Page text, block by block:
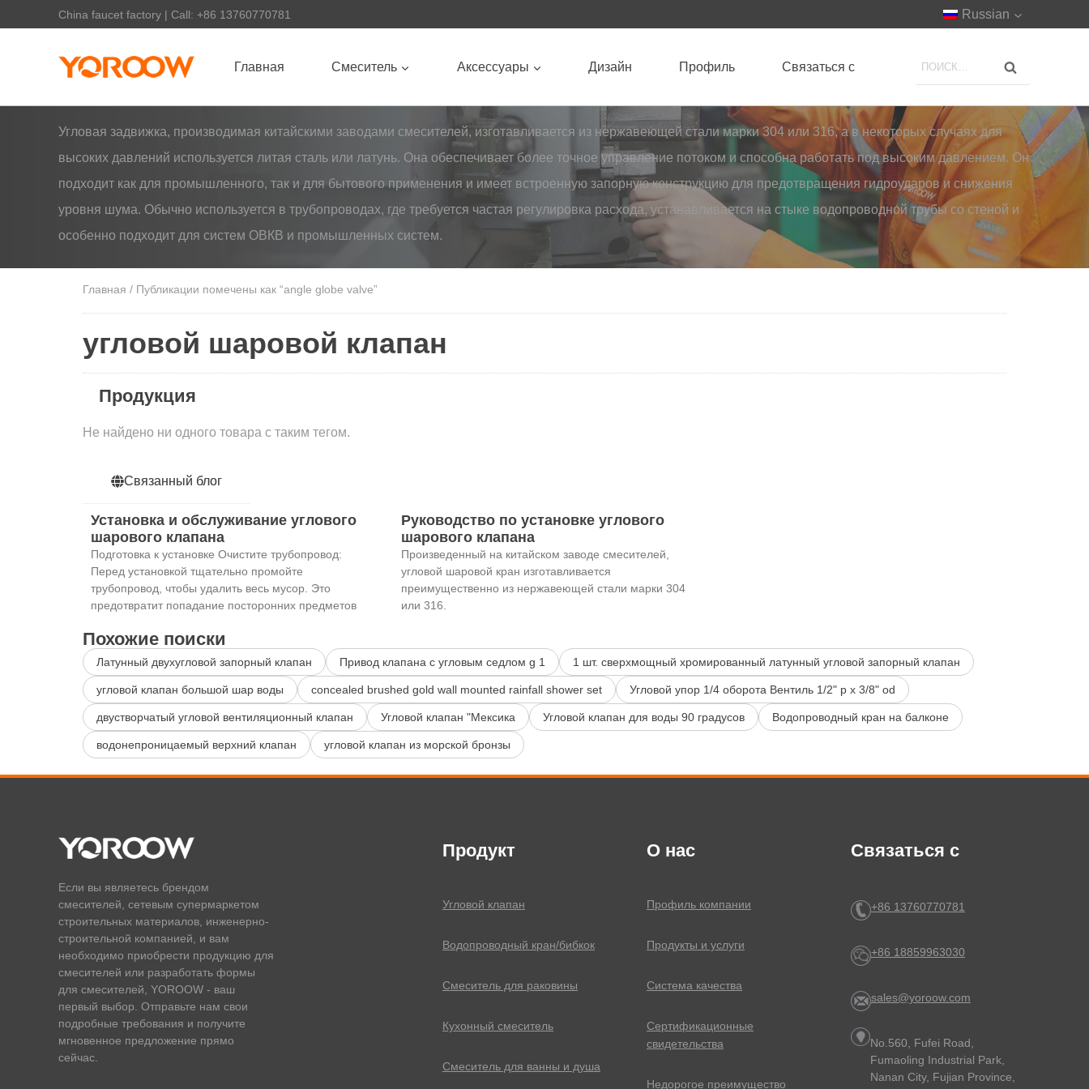
China faucet factory | Call: +86 13760770781 Russian
Главная Смеситель Аксессуары Дизайн Профиль Связаться с
Угловая задвижка, производимая китайскими заводами смесителей, изготавливается из нержавеющей стали марки 304 или 316, а в некоторых случаях для
высоких давлений используется литая сталь или латунь. Она обеспечивает более точное управление потоком и способна работать под высоким давлением. Он
подходит как для промышленного, так и для бытового применения и имеет встроенную запорную конструкцию для предотвращения гидроударов и снижения
уровня шума. Обычно используется в трубопроводах, где требуется частая регулировка расхода, устанавливается на стыке водопроводной трубы со стеной и
особенно подходит для систем ОВКВ и промышленных систем.
Главная / Публикации помечены как “angle globe valve”
угловой шаровой клапан
Продукция
Не найдено ни одного товара с таким тегом.
Связанный блог
Установка и обслуживание углового
шарового клапана
Подготовка к установке Очистите трубопровод:
Перед установкой тщательно промойте
трубопровод, чтобы удалить весь мусор. Это
предотвратит попадание посторонних предметов
Руководство по установке углового
шарового клапана
Произведенный на китайском заводе смесителей,
угловой шаровой кран изготавливается
преимущественно из нержавеющей стали марки 304
или 316.
Похожие поиски
Латунный двухугловой запорный клапан Привод клапана с угловым седлом g 1 1 шт. сверхмощный хромированный латунный угловой запорный клапан
угловой клапан большой шар воды concealed brushed gold wall mounted rainfall shower set Угловой упор 1/4 оборота Вентиль 1/2" p x 3/8" od
двустворчатый угловой вентиляционный клапан Угловой клапан "Мексика Угловой клапан для воды 90 градусов Водопроводный кран на балконе
водонепроницаемый верхний клапан угловой клапан из морской бронзы
Если вы являетесь брендом
смесителей, сетевым супермаркетом
строительных материалов, инженерно-
строительной компанией, и вам
необходимо приобрести продукцию для
смесителей или разработать формы
для смесителей, YOROOW - ваш
первый выбор. Отправьте нам свои
подробные требования и получите
мгновенное предложение прямо
сейчас.
Продукт
Угловой клапан
Водопроводный кран/бибкок
Смеситель для раковины
Кухонный смеситель
Смеситель для ванны и душа
О нас
Профиль компании
Продукты и услуги
Система качества
Сертификационные
свидетельства
Недорогое преимущество
Связаться с
+86 13760770781
+86 18859963030
sales@yoroow.com
No.560, Fufei Road,
Fumaoling Industrial Park,
Nanan City, Fujian Province,